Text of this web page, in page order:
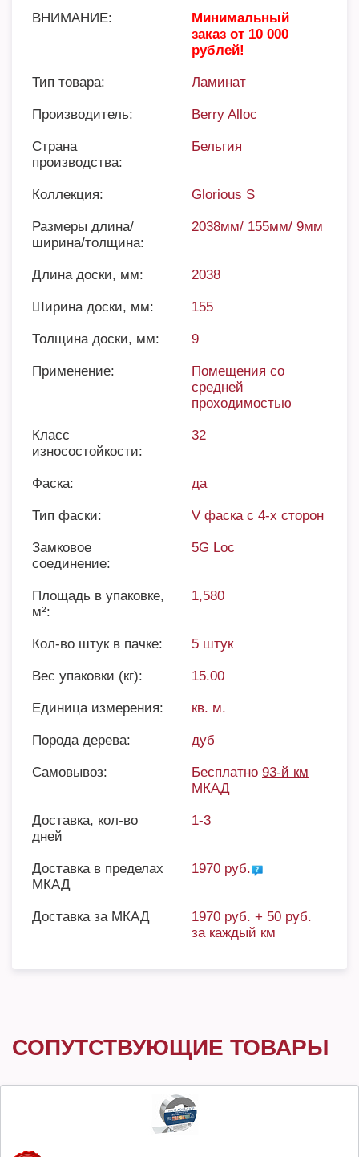
ВНИМАНИЕ:
Минимальный
заказ от 10 000
рублей!
Тип товара: Ламинат
Производитель: Berry Alloc
Страна
производства:
Бельгия
Коллекция: Glorious S
Размеры длина/
ширина/толщина:
2038мм/ 155мм/ 9мм
Длина доски, мм: 2038
Ширина доски, мм: 155
Толщина доски, мм: 9
Применение:
Помещения со
средней
проходимостью
Класс
износостойкости:
32
Фаска: да
Тип фаски: V фаска с 4-х сторон
Замковое
соединение:
5G Loc
Площадь в упаковке,
м²:
1,580
Кол-во штук в пачке: 5 штук
Вес упаковки (кг): 15.00
Единица измерения: кв. м.
Порода дерева: дуб
Самовывоз: Бесплатно 93-й км
МКАД
Доставка, кол-во
дней
1-3
Доставка в пределах
МКАД
1970 руб.
Доставка за МКАД
1970 руб. + 50 руб.
за каждый км
СОПУТСТВУЮЩИЕ ТОВАРЫ